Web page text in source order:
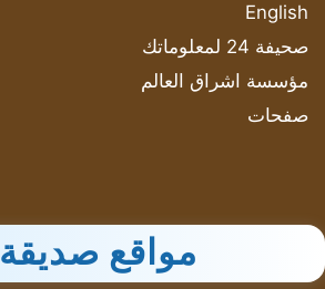
English
صحيفة 24 لمعلوماتك
مؤسسة اشراق العالم
صفحات
مواقع صديقة